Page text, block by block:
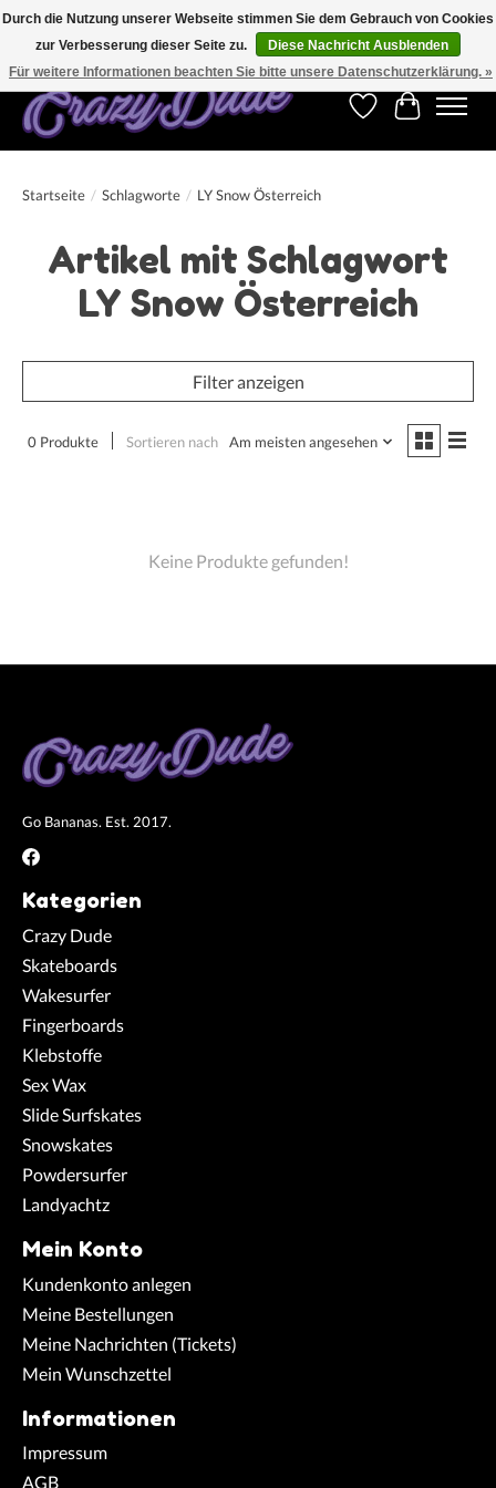
Kostenfreier Versand für Bestellungen ab 250 €. Weltweite Lieferung!
Wunschzettel
Ihr
Startseite / Schlagworte / LY Snow Österreich
Artikel mit Schlagwort
LY Snow Österreich
Filter anzeigen
0 Produkte Sortieren nach Am meisten angesehen
Keine Produkte gefunden!
Go Bananas. Est. 2017.
Kategorien
Crazy Dude
Skateboards
Wakesurfer
Fingerboards
Klebstoffe
Sex Wax
Slide Surfskates
Snowskates
Powdersurfer
Landyachtz
Mein Konto
Kundenkonto anlegen
Meine Bestellungen
Meine Nachrichten (Tickets)
Mein Wunschzettel
Informationen
Impressum
AGB
Durch die Nutzung unserer Webseite stimmen Sie dem Gebrauch von Cookies
zur Verbesserung dieser Seite zu.
Diese Nachricht Ausblenden
Für weitere Informationen beachten Sie bitte unsere Datenschutzerklärung. »